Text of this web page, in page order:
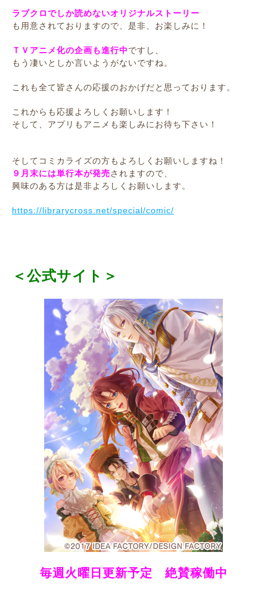
ラブクロでしか読めないオリジナルストーリー
も用意されておりますので、是非、お楽しみに！
ＴＶアニメ化の企画も進行中ですし、
もう凄いとしか言いようがないですね。
これも全て皆さんの応援のおかげだと思っております。
これからも応援よろしくお願いします！
そして、アプリもアニメも楽しみにお待ち下さい！
そしてコミカライズの方もよろしくお願いしますね！
９月末には単行本が発売されますので、
興味のある方は是非よろしくお願いします。
https://librarycross.net/special/comic/
＜公式サイト＞
毎週火曜日更新予定 絶賛稼働中